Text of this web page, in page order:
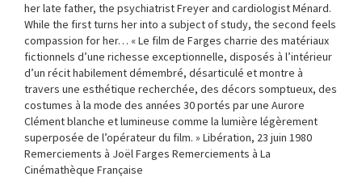
her late father, the psychiatrist Freyer and cardiologist Ménard.
While the first turns her into a subject of study, the second feels
compassion for her… « Le film de Farges charrie des matériaux
fictionnels d’une richesse exceptionnelle, disposés à l’intérieur
d’un récit habilement démembré, désarticulé et montre à
travers une esthétique recherchée, des décors somptueux, des
costumes à la mode des années 30 portés par une Aurore
Clément blanche et lumineuse comme la lumière légèrement
superposée de l’opérateur du film. » Libération, 23 juin 1980
Remerciements à Joël Farges Remerciements à La
Cinémathèque Française